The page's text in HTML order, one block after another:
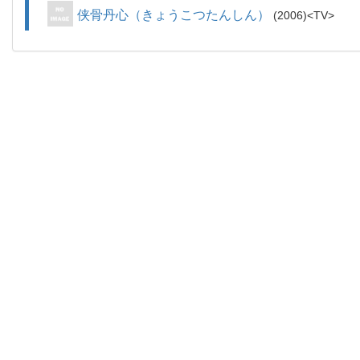
侠骨丹心（きょうこつたんしん） 2006 TV